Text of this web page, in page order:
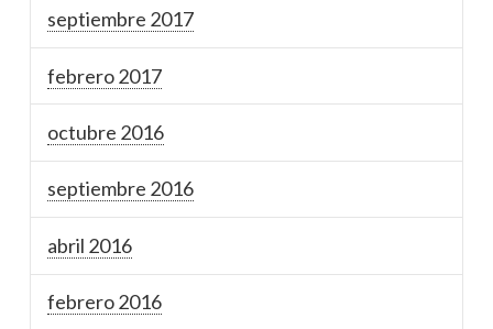
septiembre 2017
febrero 2017
octubre 2016
septiembre 2016
abril 2016
febrero 2016